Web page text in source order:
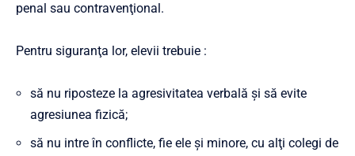
penal sau contravenţional.
Pentru siguranţa lor, elevii trebuie :
să nu riposteze la agresivitatea verbală şi să evite
agresiunea fizică;
să nu intre în conflicte, fie ele şi minore, cu alţi colegi de